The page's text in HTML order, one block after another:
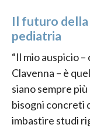
Il futuro della
pediatria
“Il mio auspicio
Clavenna – è
siano sempre
bisogni concreti
imbastire studi